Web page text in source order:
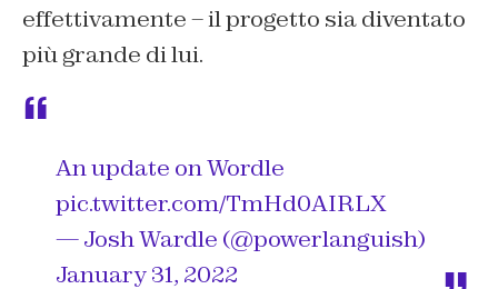
effettivamente – il progetto sia diventato
più grande di lui.
An update on Wordle
pic.twitter.com/TmHd0AIRLX
— Josh Wardle (@powerlanguish)
January 31, 2022